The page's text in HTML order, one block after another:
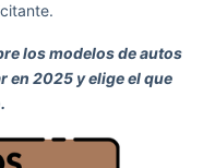
los modelos de autos
en 2025 y elige el que